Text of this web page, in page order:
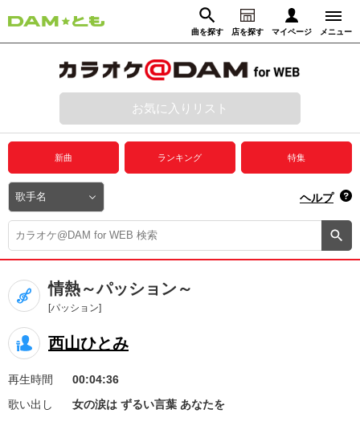
曲を探す 店を探す マイページ メニュー
動画からさがす 録音からさがす
ログイン
プレミアムサービス
DAM★とも動画
DAM★とも録音
カラオケ＠DAM
ユーザー検索
キャンペーン
お知らせ よくあるご質問
お気に入りリスト
新曲 ランキング 特集
ヘルプ
情熱～パッション～
[パッション]
西山ひとみ
再生時間
00:04:36
歌い出し
女の涙は ずるい言葉 あなたを